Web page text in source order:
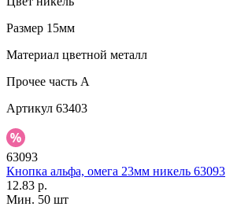
Размер 15мм
Материал цветной металл
Прочее часть A
Артикул 63403
63093
Кнопка альфа, омега 23мм никель 63093
12.83 р.
Мин. 50 шт